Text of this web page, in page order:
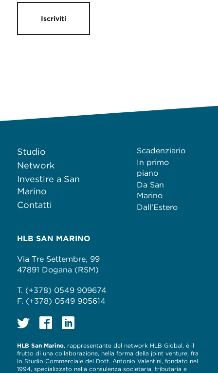
Iscriviti
Studio
Network
Investire a San
Marino
Contatti
Scadenziario
In primo
piano
Da San
Marino
Dall’Estero
HLB SAN MARINO
Via Tre Settembre, 99
47891 Dogana (RSM)
T. (+378) 0549 909674
F. (+378) 0549 905614
HLB San Marino, rappresentante del network HLB Global, è il
frutto di una collaborazione, nella forma della joint venture, fra
lo Studio Commerciale del Dott. Antonio Valentini, fondato nel
1994, specializzato nella consulenza societaria, tributaria e